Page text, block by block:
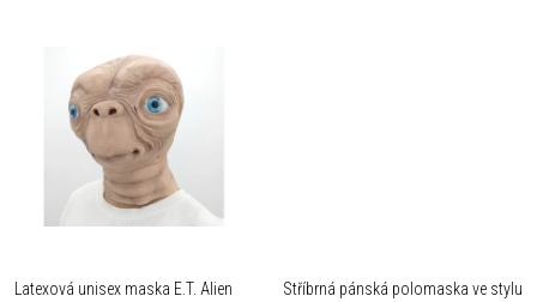
Latexová unisex maska E.T. Alien
Stříbrná pánská polomaska ve stylu